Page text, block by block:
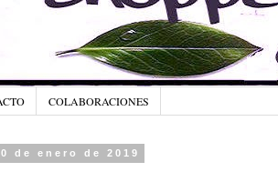
COLABORACIONES
de enero de 2019